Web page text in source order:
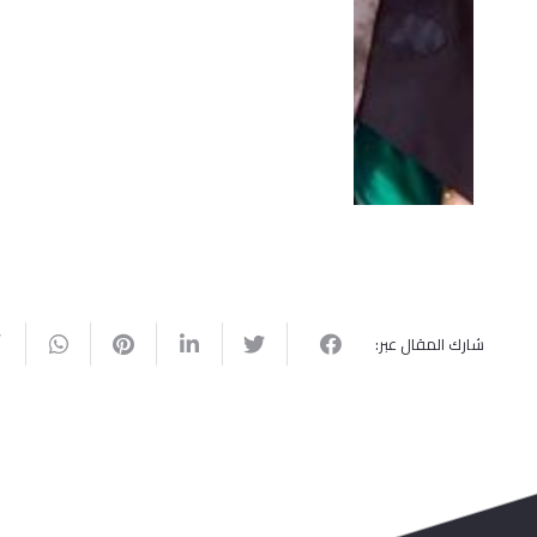
والهندسة والقدس بارد والدراسات العليا